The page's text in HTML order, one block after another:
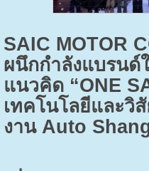
SAIC MOTOR
ผนึกกำลังแบรนด์
แนวคิด “ONE
เทคโนโลยีและวิ
งาน Auto